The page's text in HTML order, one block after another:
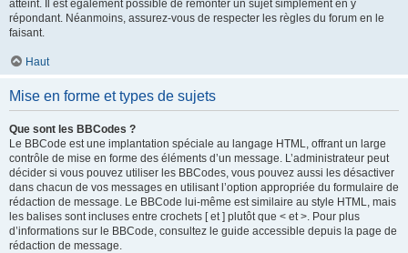
atteint. Il est également possible de remonter un sujet simplement en y
répondant. Néanmoins, assurez-vous de respecter les règles du forum en le
faisant.
Haut
Mise en forme et types de sujets
Que sont les BBCodes ?
Le BBCode est une implantation spéciale au langage HTML, offrant un large
contrôle de mise en forme des éléments d’un message. L’administrateur peut
décider si vous pouvez utiliser les BBCodes, vous pouvez aussi les désactiver
dans chacun de vos messages en utilisant l’option appropriée du formulaire de
rédaction de message. Le BBCode lui-même est similaire au style HTML, mais
les balises sont incluses entre crochets [ et ] plutôt que < et >. Pour plus
d’informations sur le BBCode, consultez le guide accessible depuis la page de
rédaction de message.